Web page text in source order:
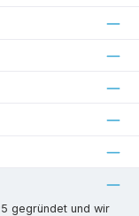
gegründet und wir